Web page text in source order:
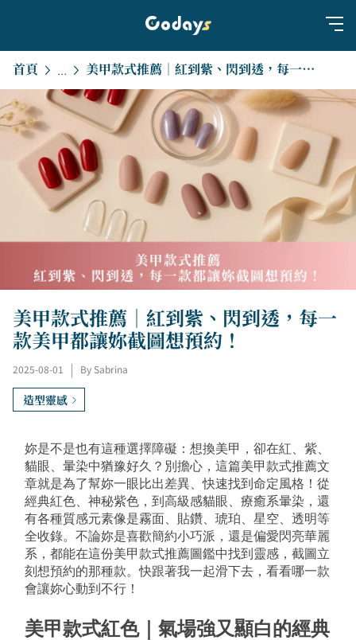
首頁 ... 美甲款式推薦｜紅到紫、閃到透，每一款美甲都讓妳截圖想預約！
美甲款式推薦｜紅到紫、閃到透，每一
款美甲都讓妳截圖想預約！
2025-08-01 By Sabrina
造型靈感
妳是不是也有這種選擇障礙：想換美甲，卻在紅、紫、
貓眼、暈染中猶豫好久？別擔心，這篇美甲款式推薦文
章就是為了幫妳一眼比出差異、快速找到命定風格！從
經典紅色、神秘紫色，到高級感貓眼、療癒系暈染，還
有各種質感元素像是霧面、貼鑽、琥珀、星空、透明等
全收錄。不論妳是喜歡簡約小巧派，還是偏愛閃亮華麗
系，都能在這份美甲款式推薦圖鑑中找到靈感，截圖立
刻想預約的那種款。快跟著我一起滑下去，看看哪一款
會讓妳心動到不行！
美甲款式紅色｜氣場強又顯白的經典